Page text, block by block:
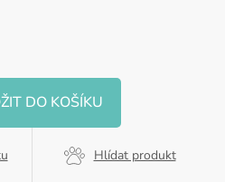
Hlídat produkt